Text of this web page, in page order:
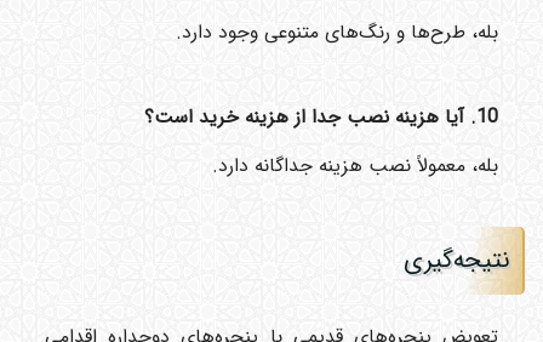
بله، طرح‌ها و رنگ‌های متنوعی وجود دارد.
10. آیا هزینه نصب جدا از هزینه خرید است؟
بله، معمولاً نصب هزینه جداگانه دارد.
نتیجه‌گیری